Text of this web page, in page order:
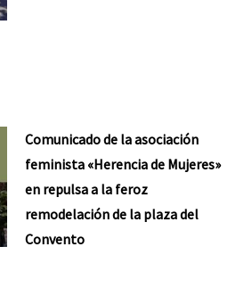
Comunicado de la asociación
feminista «Herencia de Mujeres»
en repulsa a la feroz
remodelación de la plaza del
Convento